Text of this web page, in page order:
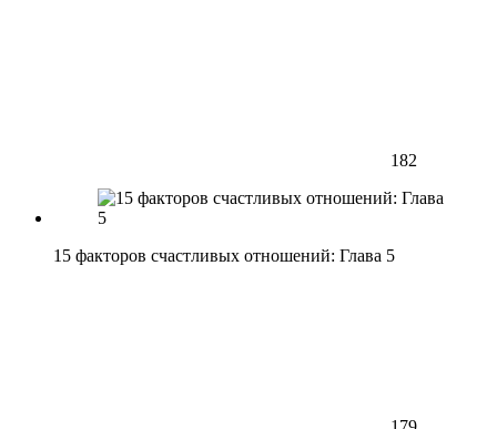
182
15 факторов счастливых отношений: Глава 5